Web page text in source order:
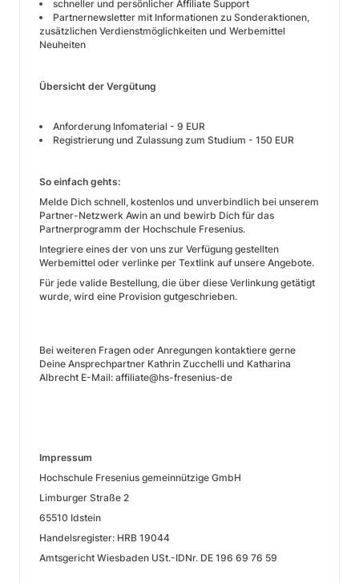
schneller und persönlicher Affiliate Support
Partnernewsletter mit Informationen zu Sonderaktionen,
zusätzlichen Verdienstmöglichkeiten und Werbemittel
Neuheiten
Übersicht der Vergütung
Anforderung Infomaterial - 9 EUR
Registrierung und Zulassung zum Studium - 150 EUR
So einfach gehts:
Melde Dich schnell, kostenlos und unverbindlich bei unserem
Partner-Netzwerk Awin an und bewirb Dich für das
Partnerprogramm der Hochschule Fresenius.
Integriere eines der von uns zur Verfügung gestellten
Werbemittel oder verlinke per Textlink auf unsere Angebote.
Für jede valide Bestellung, die über diese Verlinkung getätigt
wurde, wird eine Provision gutgeschrieben.
Bei weiteren Fragen oder Anregungen kontaktiere gerne
Deine Ansprechpartner Kathrin Zucchelli und Katharina
Albrecht E-Mail: affiliate@hs-fresenius-de
Impressum
Hochschule Fresenius gemeinnützige GmbH
Limburger Straße 2
65510 Idstein
Handelsregister: HRB 19044
Amtsgericht Wiesbaden USt.-IDNr. DE 196 69 76 59